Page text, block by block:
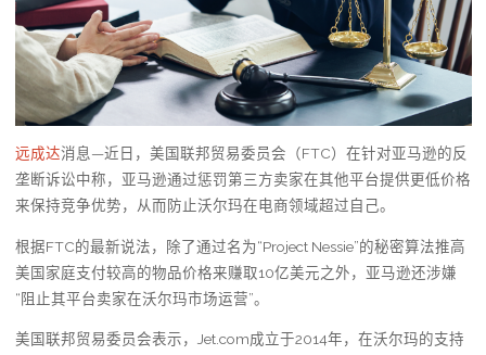
远成达消息—近日，美国联邦贸易委员会（FTC）在针对亚马逊的反
垄断诉讼中称，亚马逊通过惩罚第三方卖家在其他平台提供更低价格
来保持竞争优势，从而防止沃尔玛在电商领域超过自己。
根据FTC的最新说法，除了通过名为“Project Nessie”的秘密算法推高
美国家庭支付较高的物品价格来赚取10亿美元之外，亚马逊还涉嫌
“阻止其平台卖家在沃尔玛市场运营”。
美国联邦贸易委员会表示，Jet.com成立于2014年，在沃尔玛的支持